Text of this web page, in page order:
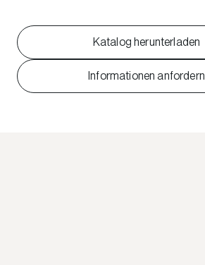
Katalog herunterladen
Informationen anfordern